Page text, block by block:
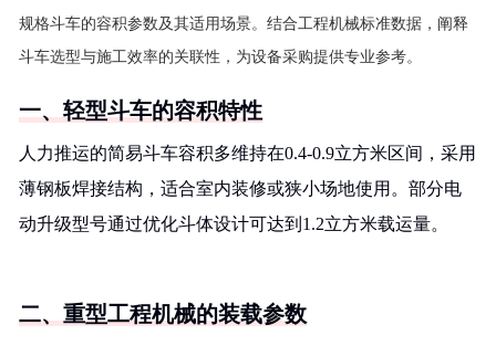
规格斗车的容积参数及其适用场景。结合工程机械标准数据，阐释
斗车选型与施工效率的关联性，为设备采购提供专业参考。
一、轻型斗车的容积特性
人力推运的简易斗车容积多维持在0.4-0.9立方米区间，采用
薄钢板焊接结构，适合室内装修或狭小场地使用。部分电
动升级型号通过优化斗体设计可达到1.2立方米载运量。
二、重型工程机械的装载参数